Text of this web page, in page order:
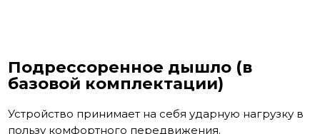
Подрессоренное дышло (в
базовой комплектации)
Устройство принимает на себя ударную нагрузку в
пользу комфортного передвижения.